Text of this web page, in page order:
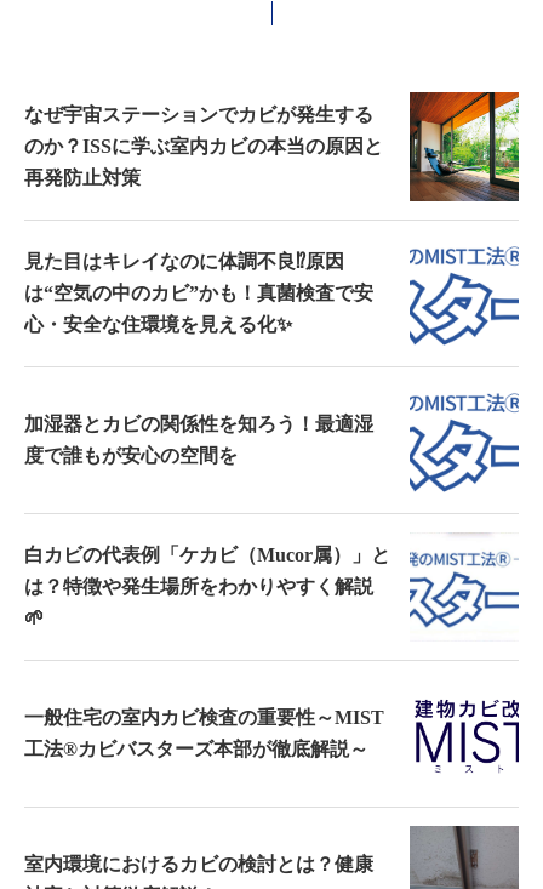
なぜ宇宙ステーションでカビが発生する
のか？ISSに学ぶ室内カビの本当の原因と
再発防止対策
見た目はキレイなのに体調不良⁉️原因
は“空気の中のカビ”かも！真菌検査で安
心・安全な住環境を見える化✨
加湿器とカビの関係性を知ろう！最適湿
度で誰もが安心の空間を
白カビの代表例「ケカビ（Mucor属）」と
は？特徴や発生場所をわかりやすく解説
🌱
一般住宅の室内カビ検査の重要性～MIST
工法®カビバスターズ本部が徹底解説～
室内環境におけるカビの検討とは？健康